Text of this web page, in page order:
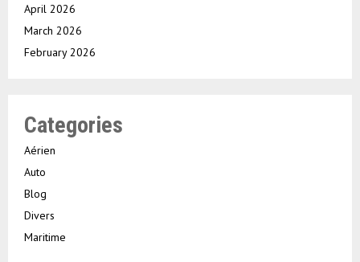
April 2026
March 2026
February 2026
Categories
Aérien
Auto
Blog
Divers
Maritime